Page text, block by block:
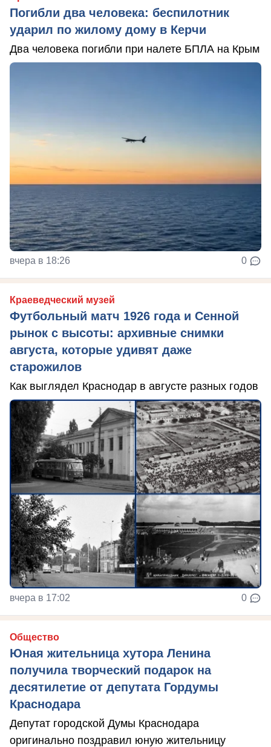
Погибли два человека: беспилотник
ударил по жилому дому в Керчи
Два человека погибли при налете БПЛА на Крым
вчера в 18:26 0
Краеведческий музей
Футбольный матч 1926 года и Сенной
рынок с высоты: архивные снимки
августа, которые удивят даже
старожилов
Как выглядел Краснодар в августе разных годов
вчера в 17:02 0
Общество
Юная жительница хутора Ленина
получила творческий подарок на
десятилетие от депутата Гордумы
Краснодара
Депутат городской Думы Краснодара
оригинально поздравил юную жительницу